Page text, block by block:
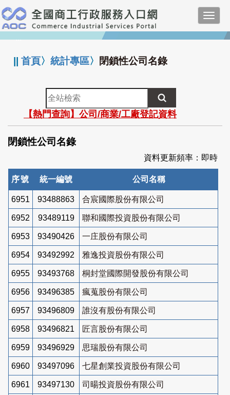
跳
到
主
要
:::
||首頁〉統計專區〉 閉鎖性公司名錄
全
站
檢
索
【熱門查詢】公司/商業/工廠登記資料
閉鎖性公司名錄
資料更新頻率：即時
序號 統一編號 公司名稱
6951 93488863 合宸國際股份有限公司
6952 93489119 聯和國際投資股份有限公司
6953 93490426 一庄股份有限公司
6954 93492992 雅逸投資股份有限公司
6955 93493768 桐封堂國際開發股份有限公司
6956 93496385 瘋蒐股份有限公司
6957 93496809 誰沒有股份有限公司
6958 93496821 匠言股份有限公司
6959 93496929 思瑞股份有限公司
6960 93497096 七星創業投資股份有限公司
6961 93497130 司暘投資股份有限公司